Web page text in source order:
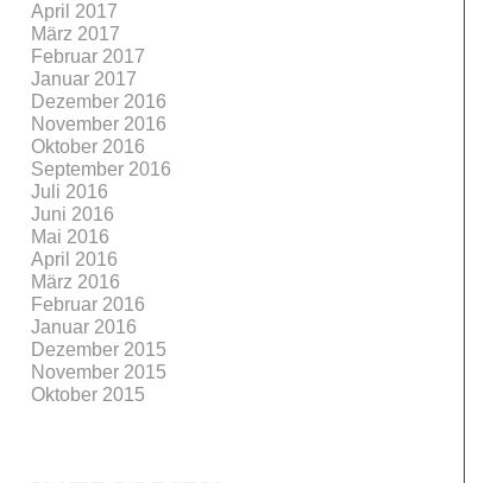
April 2017
März 2017
Februar 2017
Januar 2017
Dezember 2016
November 2016
Oktober 2016
September 2016
Juli 2016
Juni 2016
Mai 2016
April 2016
März 2016
Februar 2016
Januar 2016
Dezember 2015
November 2015
Oktober 2015